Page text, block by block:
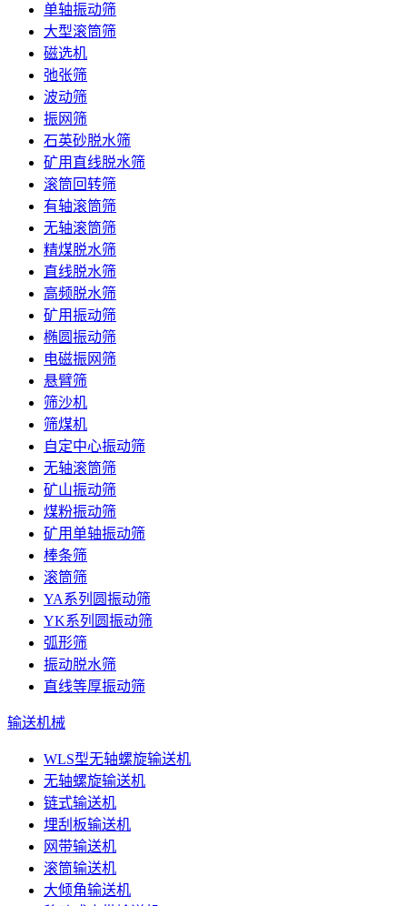
单轴振动筛
大型滚筒筛
磁选机
弛张筛
波动筛
振网筛
石英砂脱水筛
矿用直线脱水筛
滚筒回转筛
有轴滚筒筛
无轴滚筒筛
精煤脱水筛
直线脱水筛
高频脱水筛
矿用振动筛
椭圆振动筛
电磁振网筛
悬臂筛
筛沙机
筛煤机
自定中心振动筛
无轴滚筒筛
矿山振动筛
煤粉振动筛
矿用单轴振动筛
棒条筛
滚筒筛
YA系列圆振动筛
YK系列圆振动筛
弧形筛
振动脱水筛
直线等厚振动筛
输送机械
WLS型无轴螺旋输送机
无轴螺旋输送机
链式输送机
埋刮板输送机
网带输送机
滚筒输送机
大倾角输送机